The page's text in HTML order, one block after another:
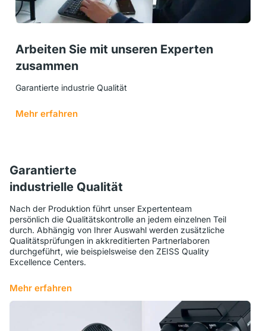
Arbeiten Sie mit unseren Experten
zusammen
Garantierte industrie Qualität
Mehr erfahren
Garantierte
industrielle Qualität
Nach der Produktion führt unser Expertenteam
persönlich die Qualitätskontrolle an jedem einzelnen Teil
durch. Abhängig von Ihrer Auswahl werden zusätzliche
Qualitätsprüfungen in akkreditierten Partnerlaboren
durchgeführt, wie beispielsweise den ZEISS Quality
Excellence Centers.
Mehr erfahren